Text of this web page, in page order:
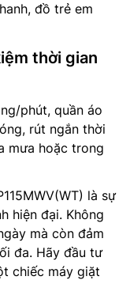
đồ trẻ em
thời gian
phút, quần áo
rút ngắn thời
mưa hoặc trong
là sự
hiện đại. Không
mà còn đảm
đa. Hãy đầu tư
chiếc máy giặt